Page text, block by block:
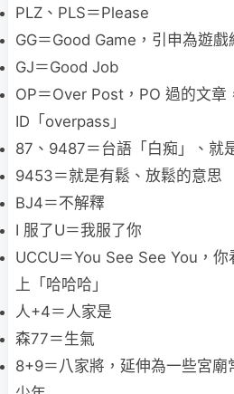
PLZ、PLS＝Please
GG＝Good Game，引申為遊戲
GJ＝Good Job
OP＝Over Post，PO 過的文章
ID「overpass」
87、9487＝台語「白痴」、就
9453＝就是有鬆、放鬆的意思
BJ4＝不解釋
I 服了U＝我服了你
UCCU＝You See See You，
上「哈哈哈」
人+4＝人家是
森77＝生氣
8+9＝八家將，延伸為一些宮廟